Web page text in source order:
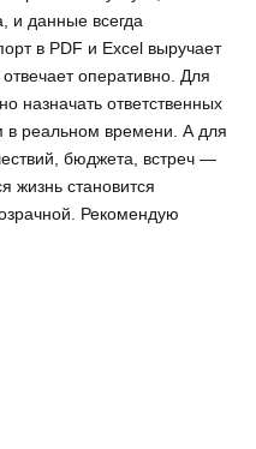
и данные всегда
в PDF и Excel выручает
оперативно. Для
назначать ответственных
в реальном времени. А для
бюджета, встреч —
жизнь становится
Рекомендую